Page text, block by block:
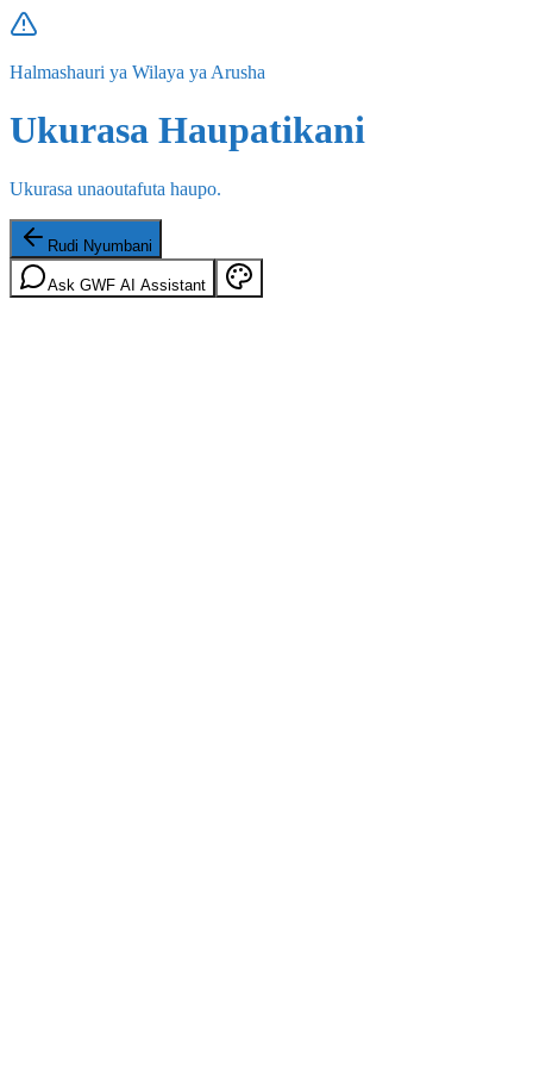
Halmashauri ya Wilaya ya Arusha
Ukurasa Haupatikani
Ukurasa unaoutafuta haupo.
Rudi Nyumbani
Ask GWF AI Assistant